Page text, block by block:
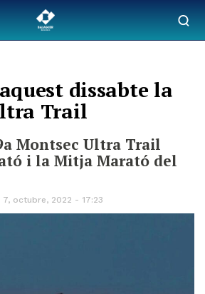
dissabte la
Trail
Montsec Ultra Trail
i la Mitja Marató del
7, octubre, 2022 - 17:23